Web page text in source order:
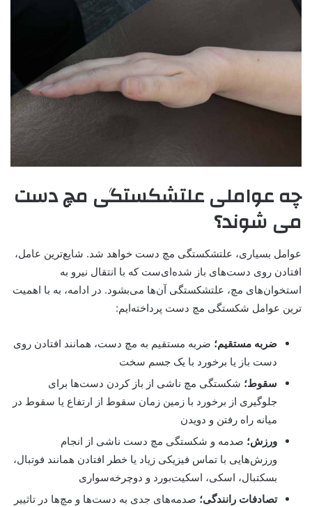
چه عواملی علتشکستگی مچ دست
می شوند؟
عوامل بسیاری، علتشکستگی مچ دست خواهد شد. شایع‌ترین عامل،
افتادن روی دست‌های باز شده‌ای‌ست که با انتقال نیرو به
استخوان‌های مچ، علتشکستگی آن‌ها می‌بشود. در ادامه، به با اهمیت
ترین عوامل شکستگی مچ دست پرداخته‌ایم:
ضربه مستقیم؛ ضربه مستقیم به مچ دست، همانند افتادن روی
دست باز یا برخورد با یک جسم سخت
سقوط؛ شکستگی مچ ناشی از باز کردن دست‌ها برای
جلوگیری از برخورد با زمین زمان سقوط از ارتفاع یا سقوط در
میانه راه رفتن و دویدن
ورزش؛ صدمه و شکستگی مچ دست ناشی از انجام
ورزش‌هایی با تماس فیزیکی زیاد یا خطر افتادن همانند فوتبال،
بسکتبال، اسکی، اسکیت‌بورد و دوچرخه‌سواری
تصادفات رانندگی؛ صدمه‌های جدی به دست‌ها و مچ‌ها در تاثییر